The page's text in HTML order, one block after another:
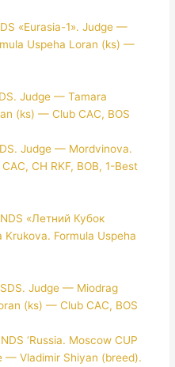
«Eurasia-1». Judge —
Uspeha Loran (ks) —
Judge — Tamara
(ks) — Club CAC, BOS
Judge — Mordvinova.
CH RKF, BOB, 1-Best
«Летний Кубок
Formula Uspeha
Judge — Miodrag
(ks) — Club CAC, BOS
‘Russia. Moscow CUP
— Vladimir Shiyan (breed).